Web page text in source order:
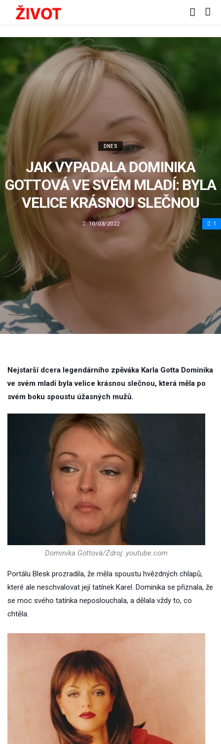
DNES
JAK VYPADALA DOMINIKA
GOTTOVÁ VE SVÉM MLADÍ: BYLA
VELICE KRÁSNOU SLEČNOU
10/03/2022 1
Nejstarší dcera legendárního zpěváka Karla Gotta Dominika
ve svém mladí byla velice krásnou slečnou, která měla po
svém boku spoustu úžasných mužů.
Dominika Gottová/Zdroj: youtube.com
Portálu Blesk prozradila, že měla spoustu hvězdných chlapů,
které ale neschvalovat její tatínek Karel. Dominika se přiznala, že
se moc svého tatínka neposlouchala, a dělala vždy to, co
chtěla.